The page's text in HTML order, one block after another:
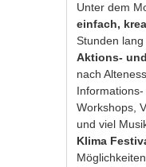
Unter dem
einfach,
Stunden
Aktions-
nach
Workshops,
und viel
Klima